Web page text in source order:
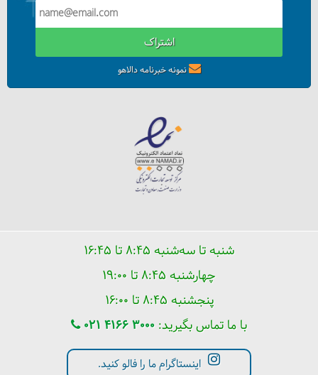
گتر و اهمیت آن در کوهنوردی
اشتراک
نمونه خبرنامه دالاهو
شنبه تا سه‌شنبه ۸:۴۵ تا ۱۶:۴۵
چهارشنبه ۸:۴۵ تا ۱۹:۰۰
پنجشنبه ۸:۴۵ تا ۱۶:۰۰
با ما تماس بگیرید: 021 4166 3000
اینستاگرام ما را فالو کنید.